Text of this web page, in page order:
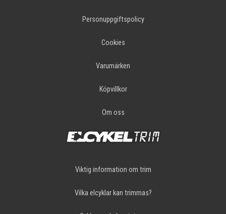
Personuppgiftspolicy
Cookies
Varumärken
Köpvillkor
Om oss
Viktig information om trim
Vilka elcyklar kan trimmas?